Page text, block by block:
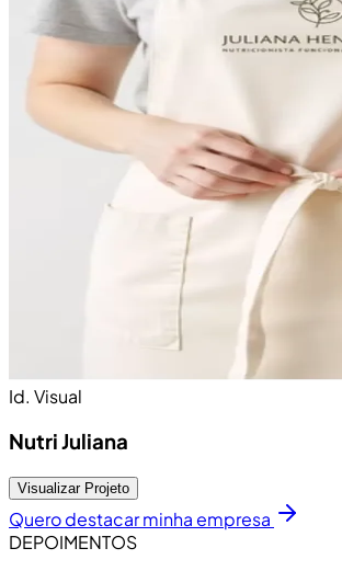
Id. Visual
Nutri Juliana
Visualizar Projeto
Quero destacar minha empresa
DEPOIMENTOS